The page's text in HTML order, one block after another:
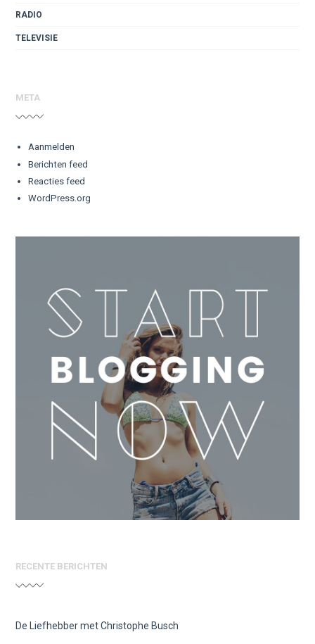
RADIO
TELEVISIE
META
Aanmelden
Berichten feed
Reacties feed
WordPress.org
RECENTE BERICHTEN
De Liefhebber met Christophe Busch